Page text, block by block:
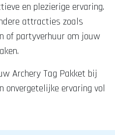
en plezierige ervaring.
attracties zoals
of partyverhuur om jouw
Archery Tag Pakket bij
onvergetelijke ervaring vol